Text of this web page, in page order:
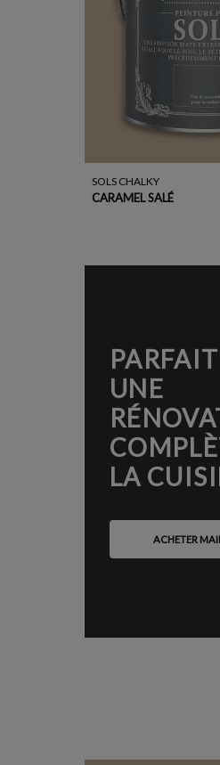
SOLS CHALKY
CARAMEL SALÉ
UNE
LA
ACHETER